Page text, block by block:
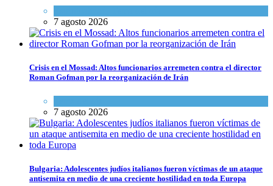
7 agosto 2026
Crisis en el Mossad: Altos funcionarios arremeten contra el director
Roman Gofman por la reorganización de Irán
7 agosto 2026
Bulgaria: Adolescentes judíos italianos fueron víctimas de un ataque
antisemita en medio de una creciente hostilidad en toda Europa